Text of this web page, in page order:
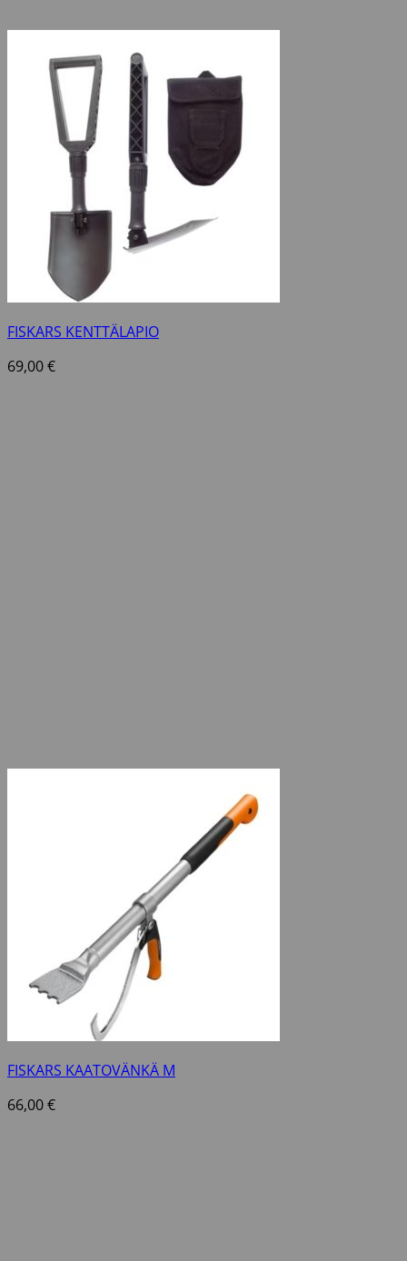
FISKARS KENTTÄLAPIO
69,00€
FISKARS KAATOVÄNKÄ M
66,00€